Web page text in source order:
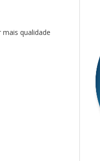
qualidade